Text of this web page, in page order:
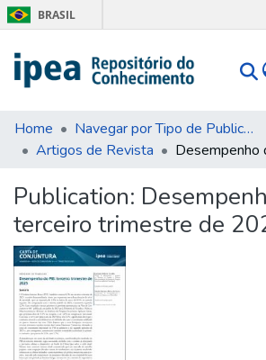
BRASIL
Communities & Collections
Search for
Statistics
Home
Navegar por Tipo de Publicação
Artigos de Revista
Publication:
terceiro trimestre de